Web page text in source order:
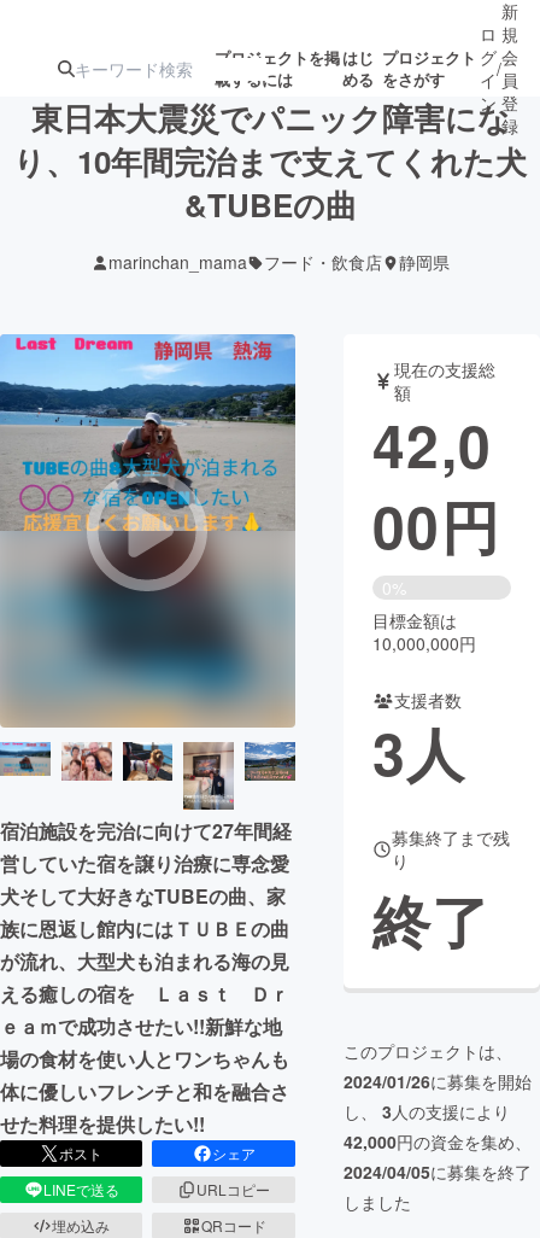
プロジェクトを掲
載するには
はじ
める
プロジェクト
をさがす
注目の新着プロ募集終了が近いプ
テクノロジー・ガジェット
映像・映画 書籍・雑誌
ビジネス・起業 チャレンジ
まちづくり・地域活性化
CAMPFIRE for Social Good
CAMPFIRE Creation
CAMPFIREふるさと納税
コミュニティ
ロ
グ
イ
ン
/
新
規
会
員
登
録
東日本大震災でパニック障害にな
り、10年間完治まで支えてくれた犬
&TUBEの曲
marinchan_mama フード・飲食店 静岡県
宿泊施設を完治に向けて27年間経
営していた宿を譲り治療に専念愛
犬そして大好きなTUBEの曲、家
族に恩返し館内にはＴＵＢＥの曲
が流れ、大型犬も泊まれる海の見
える癒しの宿を Ｌａｓｔ Ｄｒ
ｅａｍで成功させたい!!新鮮な地
場の食材を使い人とワンちゃんも
体に優しいフレンチと和を融合さ
せた料理を提供したい!!
ポスト
シェア
LINEで送る
URLコピー
埋め込み
QRコード
現在の支援総
額
42,0
00円
0%
目標金額は
10,000,000円
支援者数
3人
募集終了まで残
り
終了
このプロジェクトは、
2024/01/26に募集を開始
し、 3人の支援により
42,000円の資金を集め、
2024/04/05に募集を終了
しました